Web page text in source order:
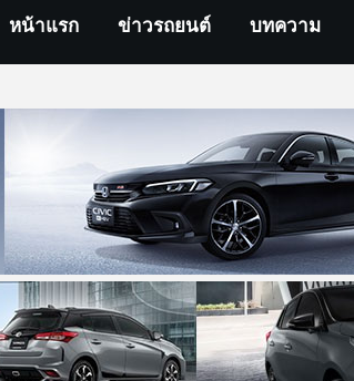
หน้าแรก ข่าวรถยนต์ บทความ